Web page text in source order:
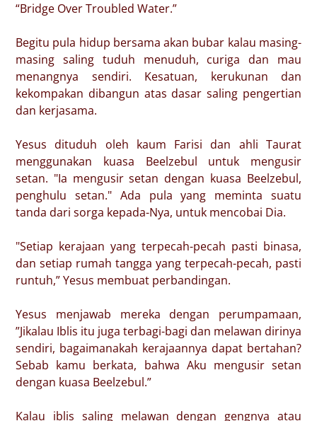
“Bridge Over Troubled Water.”
Begitu pula hidup bersama akan bubar kalau masing-
masing saling tuduh menuduh, curiga dan mau
menangnya sendiri. Kesatuan, kerukunan dan
kekompakan dibangun atas dasar saling pengertian
dan kerjasama.
Yesus dituduh oleh kaum Farisi dan ahli Taurat
menggunakan kuasa Beelzebul untuk mengusir
setan. "Ia mengusir setan dengan kuasa Beelzebul,
penghulu setan." Ada pula yang meminta suatu
tanda dari sorga kepada-Nya, untuk mencobai Dia.
"Setiap kerajaan yang terpecah-pecah pasti binasa,
dan setiap rumah tangga yang terpecah-pecah, pasti
runtuh,” Yesus membuat perbandingan.
Yesus menjawab mereka dengan perumpamaan,
”Jikalau Iblis itu juga terbagi-bagi dan melawan dirinya
sendiri, bagaimanakah kerajaannya dapat bertahan?
Sebab kamu berkata, bahwa Aku mengusir setan
dengan kuasa Beelzebul.”
Kalau iblis saling melawan dengan gengnya atau